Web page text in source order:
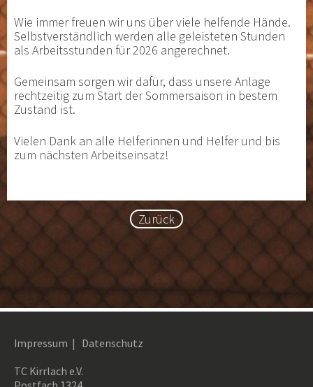
Wie immer freuen wir uns über viele helfende Hände.
Selbstverständlich werden alle geleisteten Stunden
als Arbeitsstunden für 2026 angerechnet.
Gemeinsam sorgen wir dafür, dass unsere Anlage
rechtzeitig zum Start der Sommersaison in bestem
Zustand ist.
Vielen Dank an alle Helferinnen und Helfer und bis
zum nächsten Arbeitseinsatz!
Zurück
Impressum | Datenschutz
TC Kirrlach e.V.